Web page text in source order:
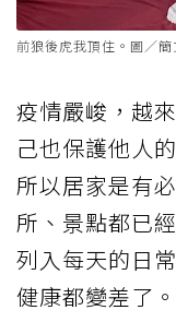
前狼後虎我頂住。圖／
疫情嚴峻，越
己也保護他人
所以居家是有
所、景點都已
列入每天的日
健康都變差了。